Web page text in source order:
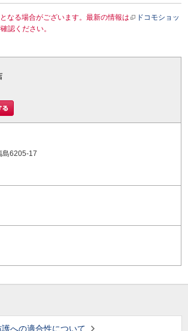
なる場合がございます。最新の情報は
ドコモショッ
認ください。
島6205-17
への適合性について